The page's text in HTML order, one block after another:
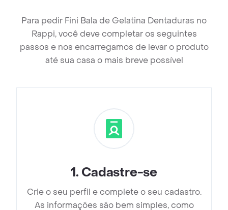
Para pedir Fini Bala de Gelatina Dentaduras no
Rappi, você deve completar os seguintes
passos e nos encarregamos de levar o produto
até sua casa o mais breve possível
1. Cadastre-se
Crie o seu perfil e complete o seu cadastro.
As informações são bem simples, como